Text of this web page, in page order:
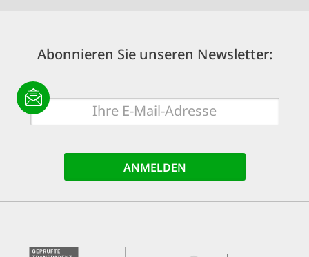
Abonnieren Sie unseren Newsletter:
E-
Mail